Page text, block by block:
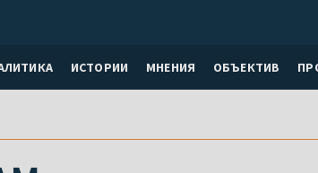
ИСТОРИИ МНЕНИЯ ОБЪЕКТИВ